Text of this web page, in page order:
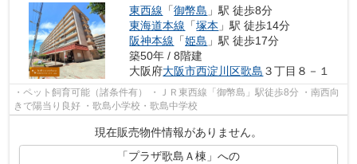
東西線 「御幣島 」駅 徒歩8分
東海道本線 「塚本 」駅 徒歩14分
阪神本線 「姫島 」駅 徒歩17分
築50年 / 8階建
大阪府大阪市西淀川区歌島 ３丁目８－１
・ペット飼育可能（諸条件有） ・ＪＲ東西線「御幣島」駅徒歩8分 ・南西向
きで陽当り良好 ・歌島小学校・歌島中学校
現在販売物件情報がありません。
「プラザ歌島Ａ棟」への